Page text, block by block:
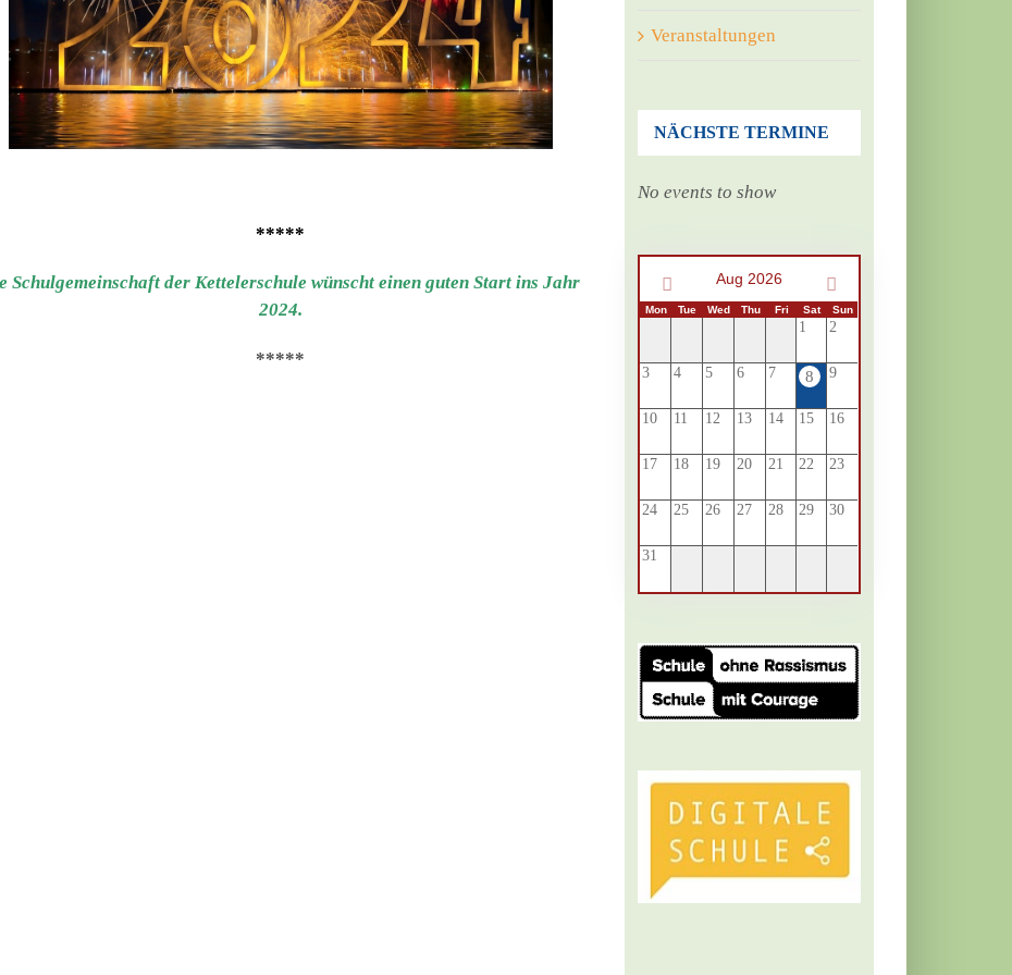
*****
Schul­ge­mein­schaft der Ket­tel­er­schu­le wünscht einen guten Start ins Jahr
2024.
*****
Veranstaltungen
NÄCHSTE TERMINE
No events to show
Aug 2026
Mon Tue Wed Thu Fri Sat Sun
1 2
3 4 5 6 7 8 9
10 11 12 13 14 15 16
17 18 19 20 21 22 23
24 25 26 27 28 29 30
31